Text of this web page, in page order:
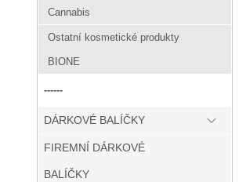
Cannabis
Ostatní kosmetické produkty
BIONE
------
DÁRKOVÉ BALÍČKY
FIREMNÍ DÁRKOVÉ
BALÍČKY